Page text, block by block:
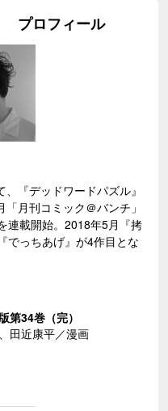
プロフィール
『デッドワードパズル』
月刊コミック＠バンチ」
連載開始。2018年5月『拷
でっちあげ』が4作目とな
34巻（完）
田近康平／漫画